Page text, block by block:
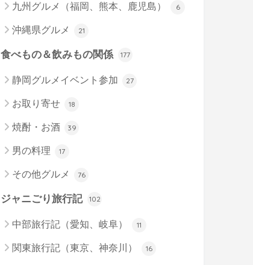
九州グルメ（福岡、熊本、鹿児島） 6
沖縄県グルメ 21
食べもの＆飲みもの関係 177
静岡グルメイベント参加 27
お取り寄せ 18
焼酎・お酒 39
男の料理 17
その他グルメ 76
ジャニごり旅行記 102
中部旅行記（愛知、岐阜） 11
関東旅行記（東京、神奈川） 16